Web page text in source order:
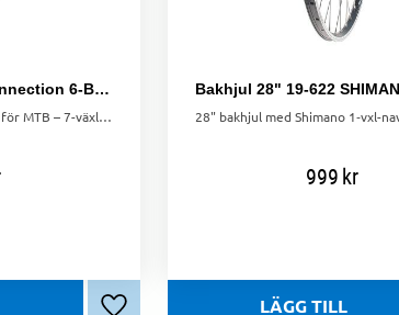
Bontrager Bakhjul Connection 6-Bolt Disc 27.5" MTB Wheel 7-speed
Upptäck Bontrager bakhjul för MTB – 7-växlad, 6-bult skivbroms, 27.5". Perfekt för pålitlig prestanda i alla terränger.
999kr